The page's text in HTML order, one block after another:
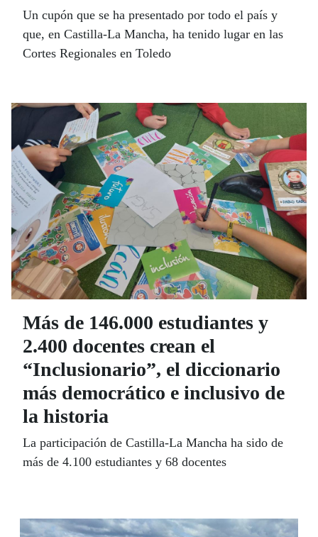
Un cupón que se ha presentado por todo el país y
que, en Castilla-La Mancha, ha tenido lugar en las
Cortes Regionales en Toledo
Más de 146.000 estudiantes y
2.400 docentes crean el
“Inclusionario”, el diccionario
más democrático e inclusivo de
la historia
La participación de Castilla-La Mancha ha sido de
más de 4.100 estudiantes y 68 docentes